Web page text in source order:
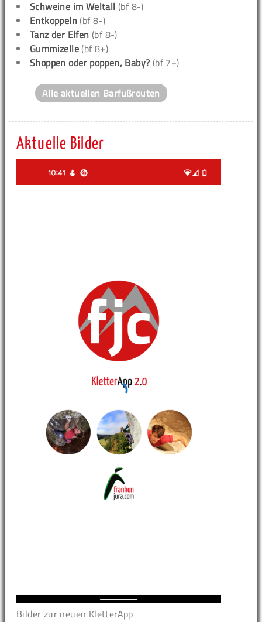
Schweine im Weltall (bf 8-)
Entkoppeln (bf 8-)
Tanz der Elfen (bf 8-)
Gummizelle (bf 8+)
Shoppen oder poppen, Baby? (bf 7+)
Alle aktuellen Barfußrouten
Aktuelle Bilder
Bilder zur neuen KletterApp